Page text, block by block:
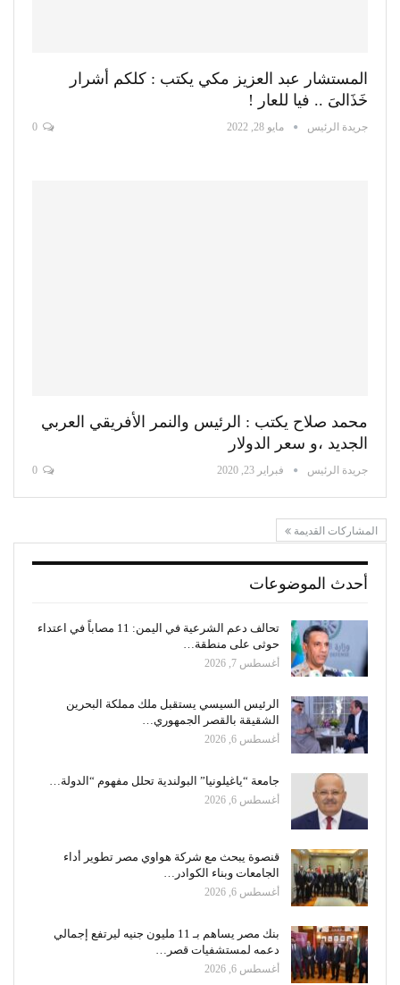
المستشار عبد العزيز مكي يكتب : كلكم أشرار
خَذَالىَ .. فيا للعار !
جريدة الرئيس مايو 28, 2022
محمد صلاح يكتب : الرئيس والنمر الأفريقي العربي
الجديد ،و سعر الدولار
جريدة الرئيس فبراير 23, 2020
المشاركات القديمة
أحدث الموضوعات
تحالف دعم الشرعية في اليمن: 11 مصاباً في اعتداء
حوثى على منطقة…
أغسطس 7, 2026
الرئيس السيسي يستقبل ملك مملكة البحرين
الشقيقة بالقصر الجمهوري…
أغسطس 6, 2026
جامعة “ياغيلونيا” البولندية تحلل مفهوم “الدولة…
أغسطس 6, 2026
قنصوة يبحث مع شركة هواوي مصر تطوير أداء
الجامعات وبناء الكوادر…
أغسطس 6, 2026
بنك مصر يساهم بـ 11 مليون جنيه ليرتفع إجمالي
دعمه لمستشفيات قصر…
أغسطس 6, 2026